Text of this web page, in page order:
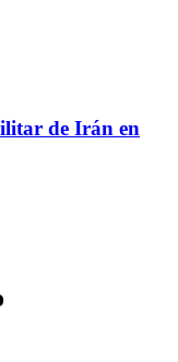
de Irán en